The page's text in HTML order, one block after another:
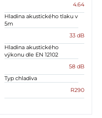
4.64
Hladina akustického tlaku v
5m
33 dB
Hladina akustického
výkonu dle EN 12102
58 dB
Typ chladiva
R290